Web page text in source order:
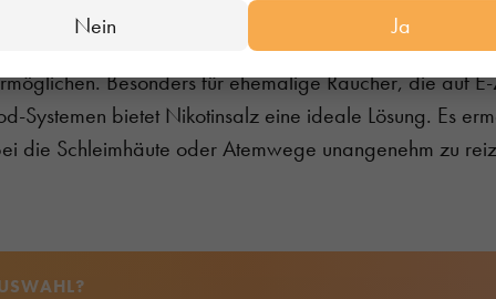
Nein Ja
typischen Reiz beim Dampfen) bietet, ohne an
speziell entwickelt, um auch bei geringerem
Besonders für ehemalige Raucher, die auf
Systemen bietet Nikotinsalz eine ideale Lösung. Es
die Schleimhäute oder Atemwege unangenehm zu